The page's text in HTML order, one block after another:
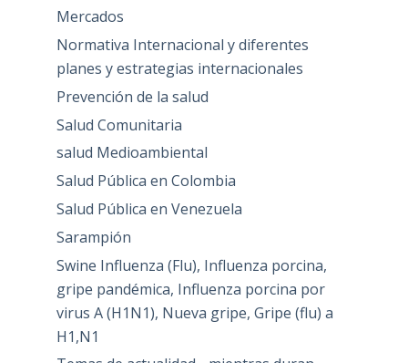
Mercados
Normativa Internacional y diferentes
planes y estrategias internacionales
Prevención de la salud
Salud Comunitaria
salud Medioambiental
Salud Pública en Colombia
Salud Pública en Venezuela
Sarampión
Swine Influenza (Flu), Influenza porcina,
gripe pandémica, Influenza porcina por
virus A (H1N1), Nueva gripe, Gripe (flu) a
H1,N1